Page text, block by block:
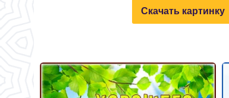
Скачать картинку